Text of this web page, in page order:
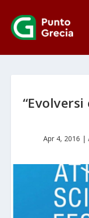
Apr 4, 2016 |